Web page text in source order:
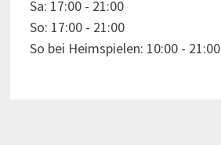
Sa: 17:00 - 21:00
So: 17:00 - 21:00
So bei Heimspielen: 10:00 - 21:00